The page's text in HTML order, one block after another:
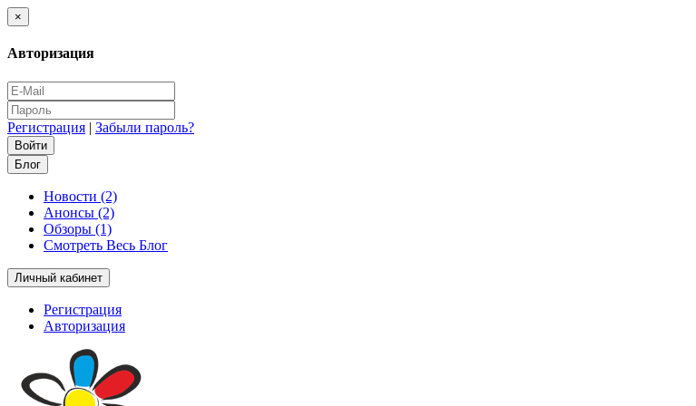
×
Авторизация
Регистрация | Забыли пароль?
Блог
Новости (2)
Анонсы (2)
Обзоры (1)
Смотреть Весь Блог
Личный кабинет
Регистрация
Авторизация